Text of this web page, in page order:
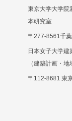
東京大学大学院
本研究室
〒277-8561千
日本女子大学
（建築計画・地
〒112-8681 東